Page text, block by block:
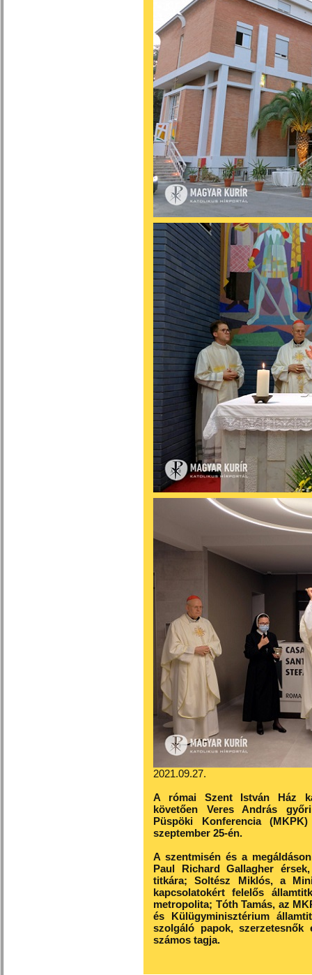
2021.09.27.
A római Szent István Ház
követően Veres András
Püspöki Konferencia
szeptember 25-én.
A szentmisén és a
Paul Richard Gallagher
titkára; Soltész Miklós, a
kapcsolatokért felelős
metropolita; Tóth Tamás, az
és Külügyminisztérium
szolgáló papok,
számos tagja.